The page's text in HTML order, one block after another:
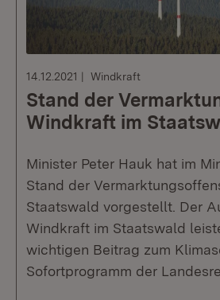
14.12.2021 Windkraft
Stand der
Windkraft im
Minister Peter Hauk hat im
Stand der
Staatswald vorgestellt. Der
Windkraft im Staatswald
wichtigen Beitrag zum
Sofortprogramm der